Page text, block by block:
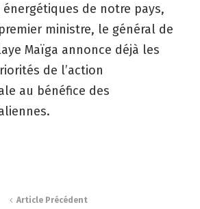
énergétiques de notre pays,
ministre, le général de
Maïga annonce déjà les
de l’action
au bénéfice des
Article Précédent